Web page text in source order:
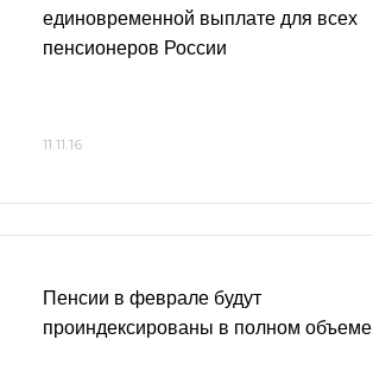
единовременной выплате для всех
пенсионеров России
11.11.16
Пенсии в феврале будут
проиндексированы в полном объеме